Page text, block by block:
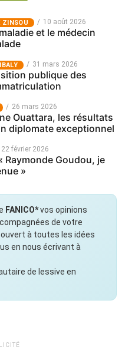
ZINSOU 10 août 2026
et le médecin
31 mars 2026
publique des
26 mars 2026
Ouattara, les résultats
diplomate exceptionnel
22 février 2026
Raymonde Goudou, je
»
FANICO*vos opinions
de votre
à toutes les idées
en nous écrivant à
de lessive en